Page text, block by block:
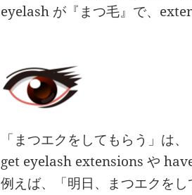
eyelash が『まつ毛』で、
「まつエクをしてもらう」は、
get eyelash extensions や
例えば、「明日、まつエクを